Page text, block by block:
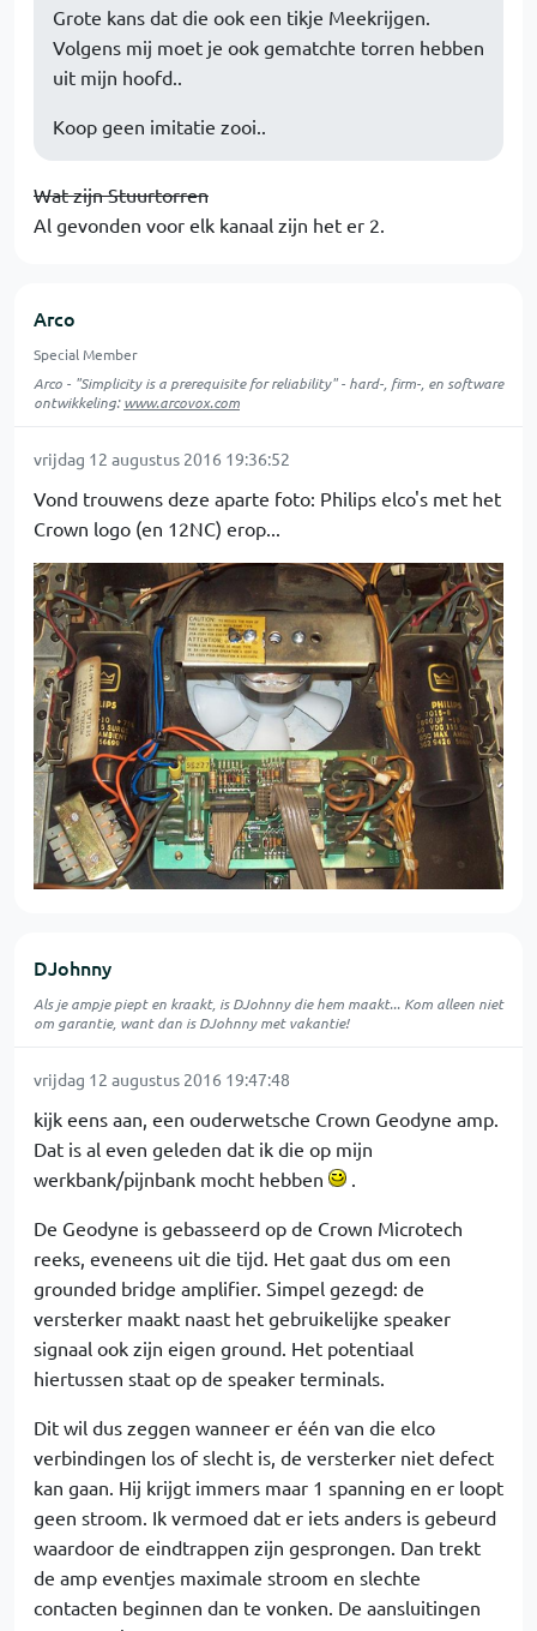
Grote kans dat die ook een tikje Meekrijgen.
Volgens mij moet je ook gematchte torren hebben
uit mijn hoofd..
Koop geen imitatie zooi..
Wat zijn Stuurtorren
Al gevonden voor elk kanaal zijn het er 2.
Arco
Special Member
Arco - "Simplicity is a prerequisite for reliability" - hard-, firm-, en software
ontwikkeling:www.arcovox.com
vrijdag 12 augustus 2016 19:36:52
Vond trouwens deze aparte foto: Philips elco's met het
Crown logo (en 12NC) erop...
DJohnny
Als je ampje piept en kraakt, is DJohnny die hem maakt... Kom alleen niet
om garantie, want dan is DJohnny met vakantie!
vrijdag 12 augustus 2016 19:47:48
kijk eens aan, een ouderwetsche Crown Geodyne amp.
Dat is al even geleden dat ik die op mijn
werkbank/pijnbank mocht hebben
.
De Geodyne is gebasseerd op de Crown Microtech
reeks, eveneens uit die tijd. Het gaat dus om een
grounded bridge amplifier. Simpel gezegd: de
versterker maakt naast het gebruikelijke speaker
signaal ook zijn eigen ground. Het potentiaal
hiertussen staat op de speaker terminals.
Dit wil dus zeggen wanneer er één van die elco
verbindingen los of slecht is, de versterker niet defect
kan gaan. Hij krijgt immers maar 1 spanning en er loopt
geen stroom. Ik vermoed dat er iets anders is gebeurd
waardoor de eindtrappen zijn gesprongen. Dan trekt
de amp eventjes maximale stroom en slechte
contacten beginnen dan te vonken. De aansluitingen